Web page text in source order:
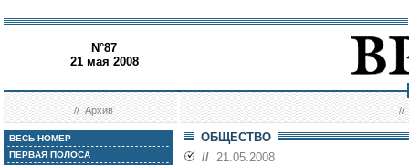
N°87
21 мая 2008
//Архив //
ВЕСЬ НОМЕР
ПЕРВАЯ ПОЛОСА
ОБЩЕСТВО
// 21.05.2008